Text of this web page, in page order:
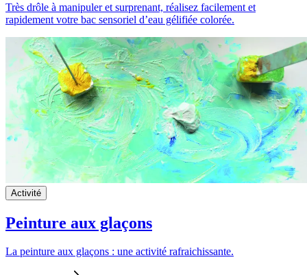
Très drôle à manipuler et surprenant, réalisez facilement et
rapidement votre bac sensoriel d’eau gélifiée colorée.
Activité
Peinture aux glaçons
La peinture aux glaçons : une activité rafraichissante.